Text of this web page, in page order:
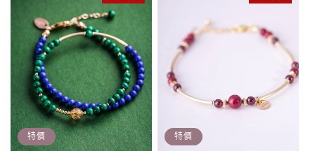
特價 特價